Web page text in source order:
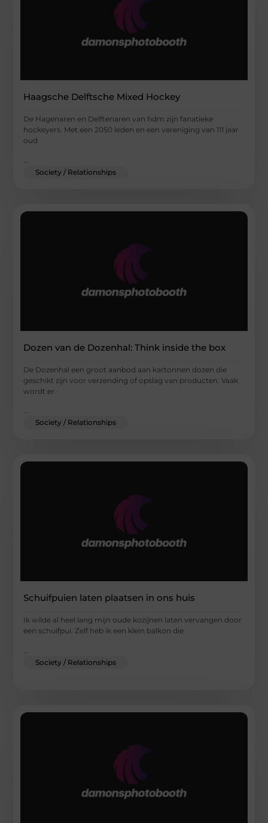
Haagsche Delftsche Mixed Hockey
De Hagenaren en Delftenaren van hdm zijn fanatieke
hockeyers. Met een 2050 leden en een vereniging van 111 jaar
oud
Society / Relationships
Dozen van de Dozenhal: Think inside the box
De Dozenhal een groot aanbod aan kartonnen dozen die
geschikt zijn voor verzending of opslag van producten. Vaak
wordt er
...
Society / Relationships
Schuifpuien laten plaatsen in ons huis
Ik wilde al heel lang mijn oude kozijnen laten vervangen door
een schuifpui. Zelf heb ik een klein balkon die
Society / Relationships